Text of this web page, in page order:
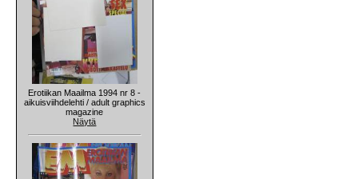
Erotiikan Maailma 1994 nr 8 -
aikuisviihdelehti / adult graphics
magazine
Näytä